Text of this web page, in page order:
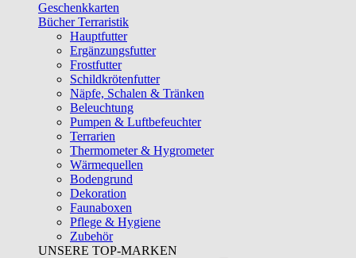
Geschenkkarten
Bücher Terraristik
Hauptfutter
Ergänzungsfutter
Frostfutter
Schildkrötenfutter
Näpfe, Schalen & Tränken
Beleuchtung
Pumpen & Luftbefeuchter
Terrarien
Thermometer & Hygrometer
Wärmequellen
Bodengrund
Dekoration
Faunaboxen
Pflege & Hygiene
Zubehör
UNSERE TOP-MARKEN